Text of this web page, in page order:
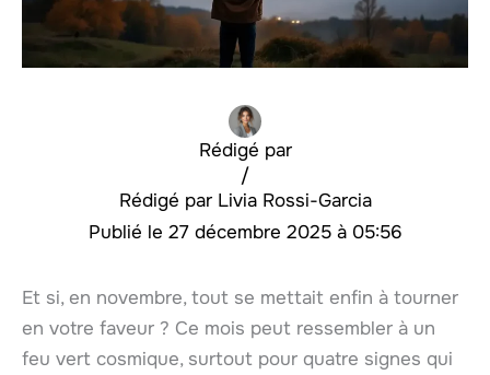
Rédigé par
Livia Rossi-Garcia
/
27 décembre 2025 à 05:56
Et si, en novembre, tout se mettait enfin à tourner
en votre faveur ? Ce mois peut ressembler à un
feu vert cosmique, surtout pour quatre signes qui